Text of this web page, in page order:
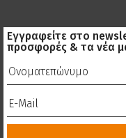
Εγγραφείτε στο
προσφορές & τα νέα